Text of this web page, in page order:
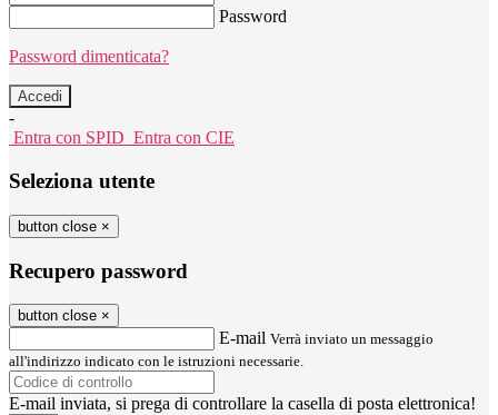
Password
Password dimenticata?
-
Entra con SPID Entra con CIE
Seleziona utente
button close ×
Recupero password
button close ×
E-mail Verrà inviato un messaggio
all'indirizzo indicato con le istruzioni necessarie.
E-mail inviata, si prega di controllare la casella di posta elettronica!